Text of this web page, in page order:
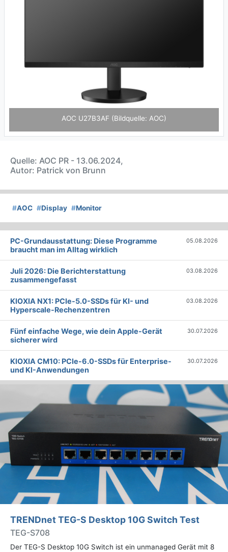
AOC U27B3AF (Bildquelle: AOC)
Quelle: AOC PR - 13.06.2024,
Autor: Patrick von Brunn
#AOC #Display #Monitor
PC-Grundausstattung: Diese Programme
braucht man im Alltag wirklich
05.08.2026
Juli 2026: Die Bericht­erstattung
zusammengefasst
03.08.2026
KIOXIA NX1: PCIe-5.0-SSDs für KI- und
Hyperscale-Rechenzentren
03.08.2026
Fünf einfache Wege, wie dein Apple-Gerät
sicherer wird
30.07.2026
KIOXIA CM10: PCIe-6.0-SSDs für Enterprise-
und KI-Anwendungen
30.07.2026
TRENDnet TEG-S Desktop 10G Switch Test
TEG-S708
Der TEG-S Desktop 10G Switch ist ein unmanaged Gerät mit 8